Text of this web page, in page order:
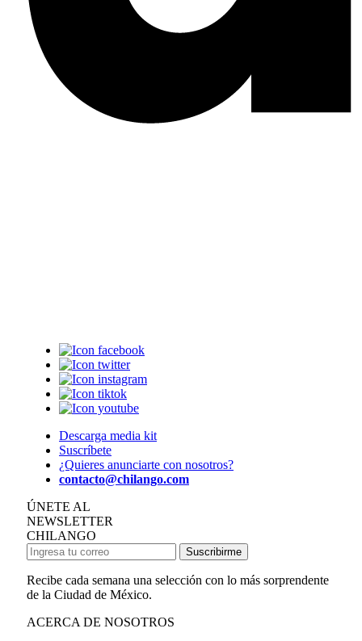
Descarga media kit
Suscríbete
¿Quieres anunciarte con nosotros?
contacto@chilango.com
ÚNETE AL
NEWSLETTER
CHILANGO
Suscribirme
Recibe cada semana una selección con lo más sorprendente
de la Ciudad de México.
ACERCA DE NOSOTROS